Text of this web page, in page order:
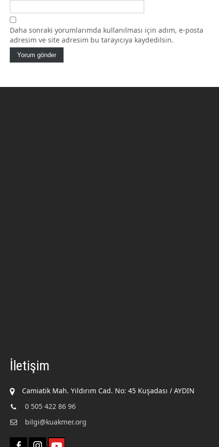
Daha sonraki yorumlarımda kullanılması için adım, e-posta
adresim ve site adresim bu tarayıcıya kaydedilsin.
İletişim
Camiatik Mah. Yıldırım Cad. No: 45 Kuşadası / AYDIN
0 505 422 86 96
bilgi@kuakmer.org